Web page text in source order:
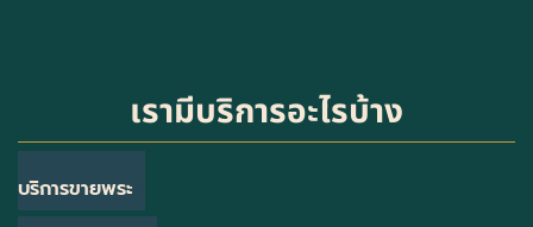
เรามีบริการอะไรบ้าง
บริการขายพระ